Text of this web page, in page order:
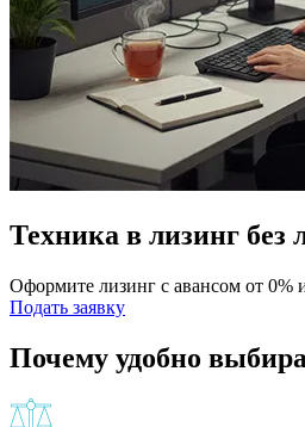
Техника в лизинг без
Оформите лизинг с авансом от 0%
Подать заявку
Почему удобно